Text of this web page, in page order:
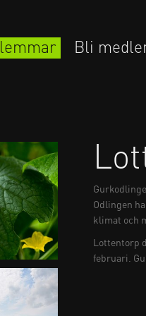
Bli
Odlingen
klimat och
Lottentorp
februari.